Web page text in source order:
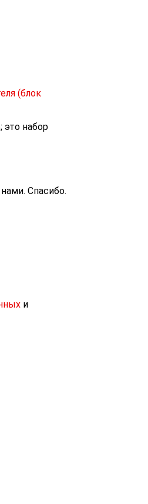
(блок
это набор
Спасибо.
и